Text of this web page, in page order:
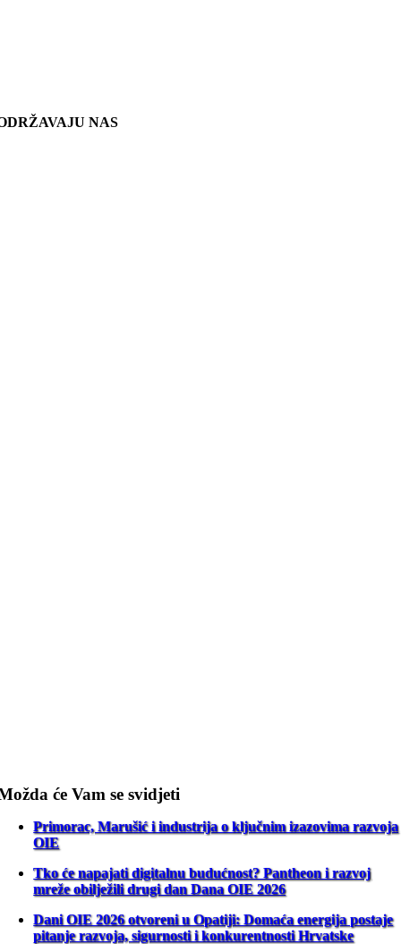
NAS
će Vam se svidjeti
Primorac, Marušić i industrija o ključnim izazovima razvoja
OIE
Tko će napajati digitalnu budućnost? Pantheon i razvoj
mreže obilježili drugi dan Dana OIE 2026
Dani OIE 2026 otvoreni u Opatiji: Domaća energija postaje
pitanje razvoja, sigurnosti i konkurentnosti Hrvatske